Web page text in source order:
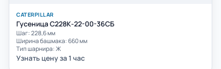
CATERPILLAR
Гусеница С228К-22-00-36СБ
Шаг: 228,6 мм
Ширина башмака: 660 мм
Тип шарнира: Ж
Узнать цену за 1 час